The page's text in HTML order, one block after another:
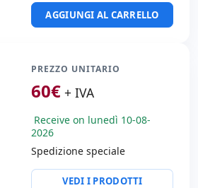
AGGIUNGI AL CARRELLO
PREZZO UNITARIO
60€ + IVA
Receive on lunedì 10-08-
2026
Spedizione speciale
VEDI I PRODOTTI